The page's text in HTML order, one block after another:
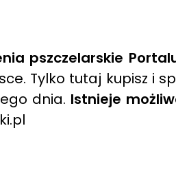
pszczelarskie
Tylko tutaj kupisz i
dnia. Istnieje